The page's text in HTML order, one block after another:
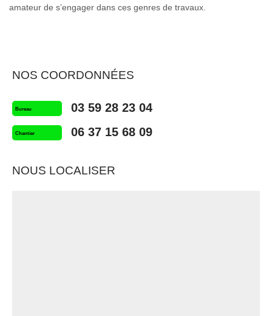
amateur de s’engager dans ces genres de travaux.
NOS COORDONNÉES
Bureau 03 59 28 23 04
Chantier 06 37 15 68 09
NOUS LOCALISER